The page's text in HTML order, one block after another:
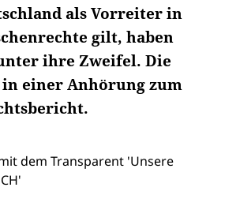
als Vorreiter in
gilt, haben
ihre Zweifel. Die
einer Anhörung zum